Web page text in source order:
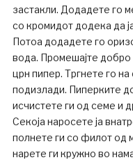
застакли. Додадете го
со кромидот додека да
Потоа додадете го
вода. Промешајте добро
црн пипер. Тргнете го
подизлади. Пиперките
исчистете ги од семе и
Секоја наросете ја
полнете ги со филот од
нарете ги кружно во